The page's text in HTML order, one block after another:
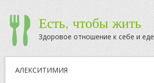
Есть, чтобы жить
Здоровое отношение к себе и еде
АЛЕКСИТИМИЯ